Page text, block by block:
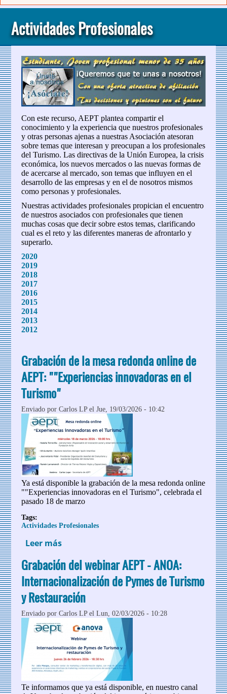
Actividades Profesionales
Con este recurso, AEPT plantea compartir el
conocimiento y la experiencia que nuestros profesionales
y otras personas ajenas a nuestras Asociación atesoran
sobre temas que interesan y preocupan a los profesionales
del Turismo. Las directivas de la Unión Europea, la crisis
económica, los nuevos mercados o las nuevas formas de
de acercarse al mercado, son temas que influyen en el
desarrollo de las empresas y en el de nosotros mismos
como personas y profesionales.
Nuestras actividades profesionales propician el encuentro
de nuestros asociados con profesionales que tienen
muchas cosas que decir sobre estos temas, clarificando
cual es el reto y las diferentes maneras de afrontarlo y
superarlo.
2020
2019
2018
2017
2016
2015
2014
2013
2012
Grabación de la mesa redonda online de
AEPT: ""Experiencias innovadoras en el
Turismo"
Enviado porCarlos LPel Jue, 19/03/2026 - 10:42
Ya está disponible la grabación de la mesa redonda online
""Experiencias innovadoras en el Turismo", celebrada el
pasado 18 de marzo
Tags:
Actividades Profesionales
Leer más
innovadoras en el Turismo"
Grabación del webinar AEPT - ANOA:
Internacionalización de Pymes de Turismo
y Restauración
Enviado porCarlos LPel Lun, 02/03/2026 - 10:28
Te informamos que ya está disponible, en nuestro canal